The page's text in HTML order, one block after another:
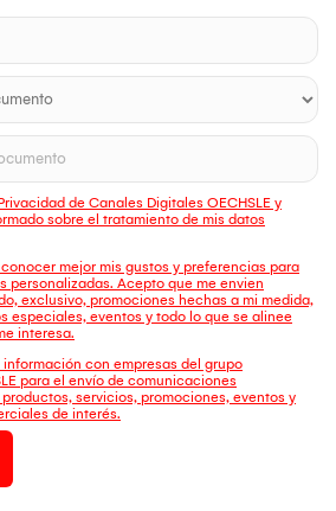
de Canales Digitales OECHSLE y
sobre el tratamiento de mis datos
conocer mejor mis gustos y preferencias para
personalizadas. Acepto que me envien
exclusivo, promociones hechas a mi medida,
especiales, eventos y todo lo que se alinee
interesa.
con empresas del grupo
para el envío de comunicaciones
servicios, promociones, eventos y
de interés.